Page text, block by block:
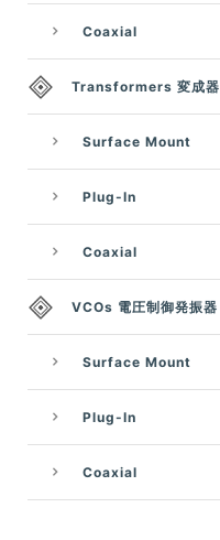
Coaxial
Transformers 変成器
Surface Mount
Plug-In
Coaxial
VCOs 電圧制御発振器
Surface Mount
Plug-In
Coaxial